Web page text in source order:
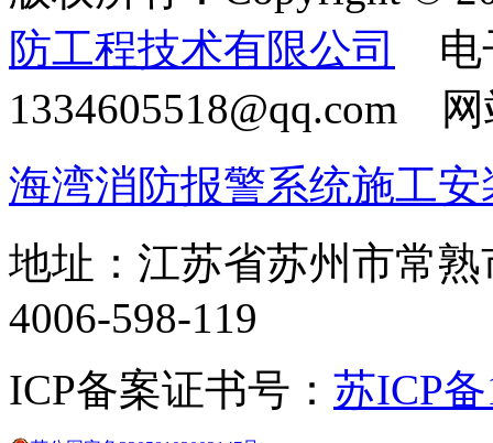
防工程技术有限公司
电
1334605518@qq.com
海湾消防报警系统施工
地址：江苏省苏州市常
4006-598-119
ICP备案证书号： 苏ICP